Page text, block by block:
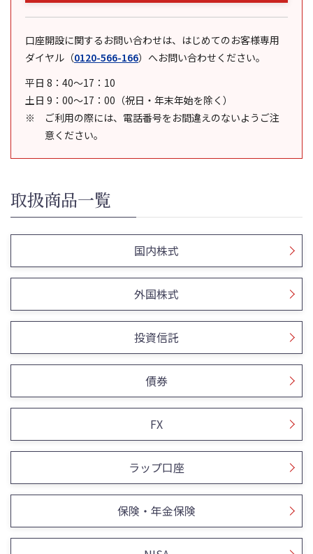
口座開設に関するお問い合わせは、はじめてのお客様専用
ダイヤル （0120-566-166） へお問い合わせください。
平日 8：40～17：10
土日 9：00～17：00（祝日・年末年始を除く）
ご利用の際には、電話番号をお間違えのないようご注
意ください。
取扱商品一覧
国内株式
外国株式
投資信託
債券
FX
ラップ口座
保険・年金保険